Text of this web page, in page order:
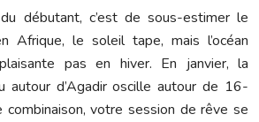
débutant, c’est de sous-estimer le
Afrique, le soleil tape, mais l’océan
pas en hiver. En janvier, la
autour d’Agadir oscille autour de 16-
combinaison, votre session de rêve se